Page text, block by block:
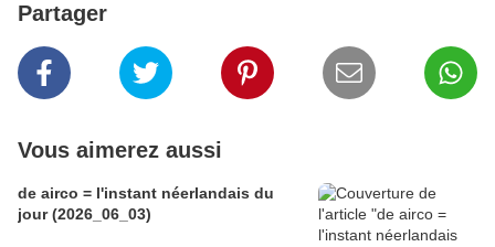
Partager
Vous aimerez aussi
de airco = l'instant néerlandais du
jour (2026_06_03)